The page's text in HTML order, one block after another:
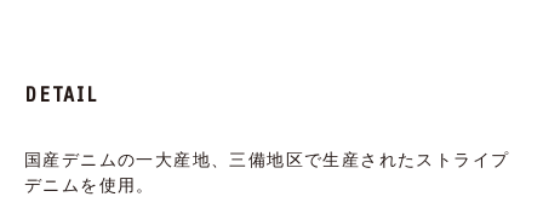
DETAIL
国産デニムの一大産地、三備地区で生産されたストライプ
デニムを使用。